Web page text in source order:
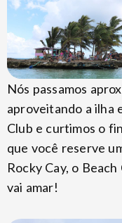
Nós passamos
aproveitando a ilha
Club e curtimos o
que você reserve
Rocky Cay, o
vai amar!